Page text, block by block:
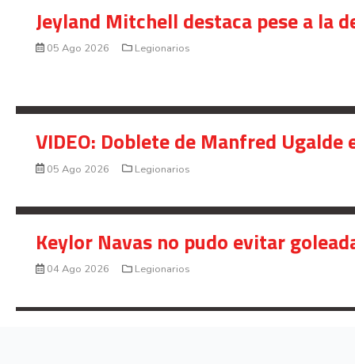
Jeyland Mitchell destaca pese a la
05 Ago 2026 Legionarios
VIDEO: Doblete de Manfred
05 Ago 2026 Legionarios
Keylor Navas no pudo evitar
04 Ago 2026 Legionarios